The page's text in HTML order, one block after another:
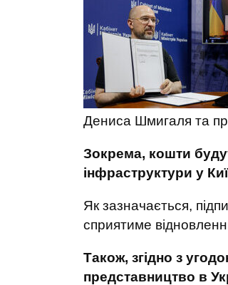
Дениса Шмигаля та
Зокрема, кошти
інфраструктури у
Як зазначається,
сприятиме
Також, згідно з
представництво в